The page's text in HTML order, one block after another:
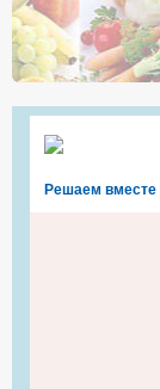
Решаем вместе